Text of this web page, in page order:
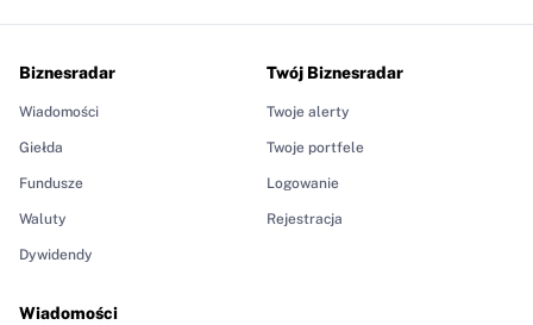
Biznesradar
Wiadomości
Giełda
Fundusze
Waluty
Dywidendy
Wiadomości
Twój Biznesradar
Twoje alerty
Twoje portfele
Logowanie
Rejestracja